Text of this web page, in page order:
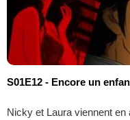
S01E12 - Encore un
Nicky et Laura viennent